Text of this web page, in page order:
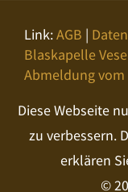
Link:AGB |
Blaskapelle
Abmeldung
Diese Webseite
zu verbessern.
erklären
©